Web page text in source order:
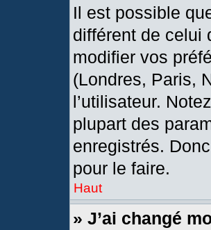
Il est possible
différent de celui
modifier vos
(Londres, Paris,
l’utilisateur.
plupart des
enregistrés.
pour le faire.
Haut
» J’ai changé